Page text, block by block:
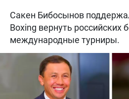
Сакен Бибосынов
Boxing вернуть российских
международные турниры.